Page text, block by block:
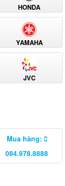
HONDA
YAMAHA
JVC
Mua hàng:
084.978.8888